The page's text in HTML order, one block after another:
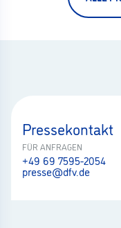
Pressekontakt
FÜR ANFRAGEN
+49 69 7595-2054
presse@dfv.de